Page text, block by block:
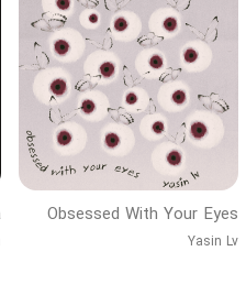
Obsessed With Your Eyes
Yasin Lv